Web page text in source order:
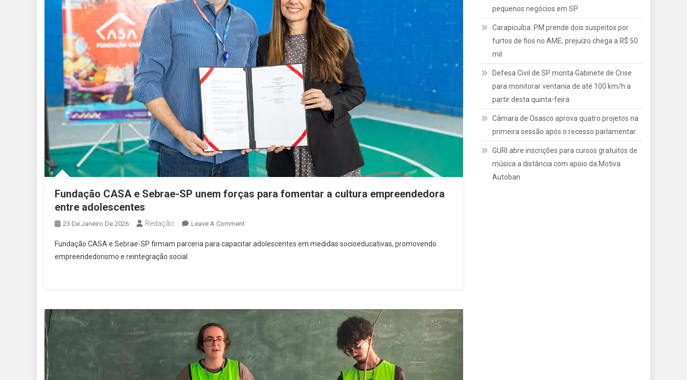
Fundação CASA e Sebrae-SP unem forças para fomentar a cultura empreendedora
entre adolescentes
23 De Janeiro De 2026 Redação Leave A CommentOn
CASA
Cultura
Empreendedora
Entre
Fundação CASA e Sebrae-SP firmam parceria para capacitar adolescentes em medidas socioeducativas, promovendo
empreendedorismo e reintegração social.
pequenos negócios em SP
Carapicuíba: PM prende dois suspeitos por
furtos de fios no AME; prejuízo chega a R$ 50
mil
Defesa Civil de SP monta Gabinete de Crise
para monitorar ventania de até 100 km/h a
partir desta quinta-feira
Câmara de Osasco aprova quatro projetos na
primeira sessão após o recesso parlamentar
GURI abre inscrições para cursos gratuitos de
música a distância com apoio da Motiva
Autoban